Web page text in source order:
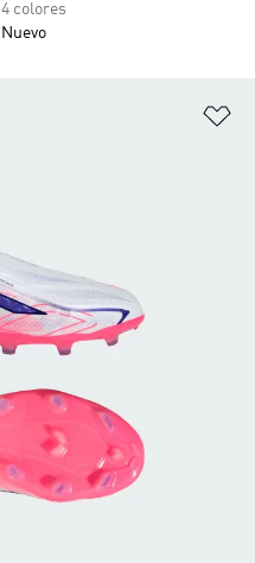
4 colores
Nuevo